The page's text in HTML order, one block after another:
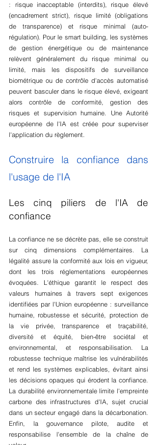
: risque inacceptable (interdits), risque élevé
(encadrement strict), risque limité (obligations
de transparence) et risque minimal (auto-
régulation). Pour le smart building, les systèmes
de gestion énergétique ou de maintenance
relèvent généralement du risque minimal ou
limité, mais les dispositifs de surveillance
biométrique ou de contrôle d'accès automatisé
peuvent basculer dans le risque élevé, exigeant
alors contrôle de conformité, gestion des
risques et supervision humaine. Une Autorité
européenne de l'IA est créée pour superviser
l'application du règlement.
Construire la confiance dans
l'usage de l'IA
Les cinq piliers de l'IA de
confiance
La confiance ne se décrète pas, elle se construit
sur cinq dimensions complémentaires. La
légalité assure la conformité aux lois en vigueur,
dont les trois réglementations européennes
évoquées. L'éthique garantit le respect des
valeurs humaines à travers sept exigences
identifiées par l'Union européenne : surveillance
humaine, robustesse et sécurité, protection de
la vie privée, transparence et traçabilité,
diversité et équité, bien-être sociétal et
environnemental, et responsabilisation. La
robustesse technique maîtrise les vulnérabilités
et rend les systèmes explicables, évitant ainsi
les décisions opaques qui érodent la confiance.
La durabilité environnementale limite l'empreinte
carbone des infrastructures d'IA, sujet crucial
dans un secteur engagé dans la décarbonation.
Enfin, la gouvernance pilote, audite et
responsabilise l'ensemble de la chaîne de